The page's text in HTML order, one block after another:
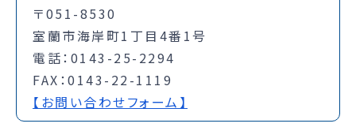
〒051-8530
室蘭市海岸町1丁目4番1号
電話：0143-25-2294
FAX：0143-22-1119
【お問い合わせフォーム】